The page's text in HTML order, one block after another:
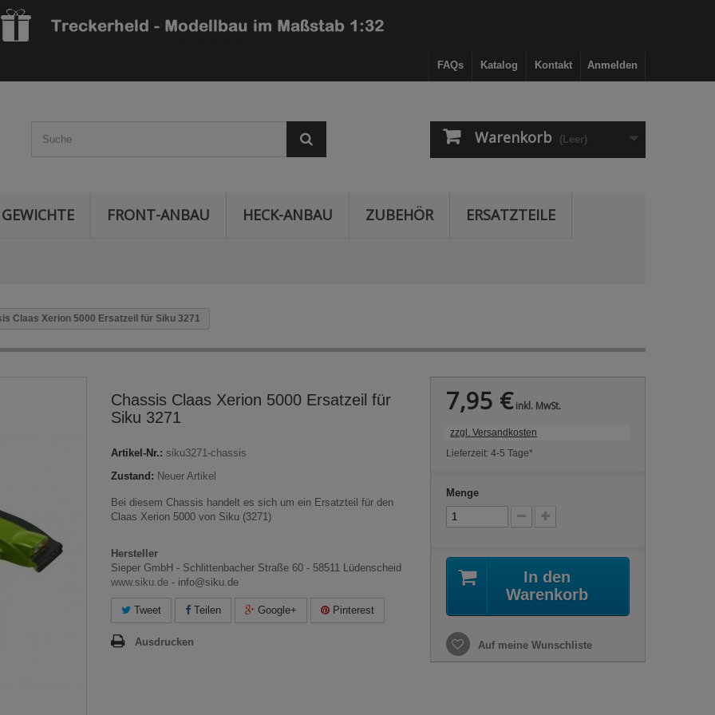
Anmelden
Kontakt
Katalog
FAQs
Warenkorb (Leer)
GEWICHTE FRONT-ANBAU HECK-ANBAU ZUBEHÖR ERSATZTEILE
Claas Xerion 5000 Ersatzeil für Siku 3271
Chassis Claas Xerion 5000 Ersatzeil für
Siku 3271
Artikel-Nr.: siku3271-chassis
Zustand: Neuer Artikel
Bei diesem Chassis handelt es sich um ein Ersatzteil für den
Claas Xerion 5000 von Siku (3271)
Hersteller
Sieper GmbH - Schlittenbacher Straße 60 - 58511 Lüdenscheid
www.siku.de - info@siku.de
Tweet Teilen Google+ Pinterest
Ausdrucken
7,95 €inkl. MwSt.
zzgl. Versandkosten
Lieferzeit: 4-5 Tage*
Menge
In den
Warenkorb
Auf meine Wunschliste